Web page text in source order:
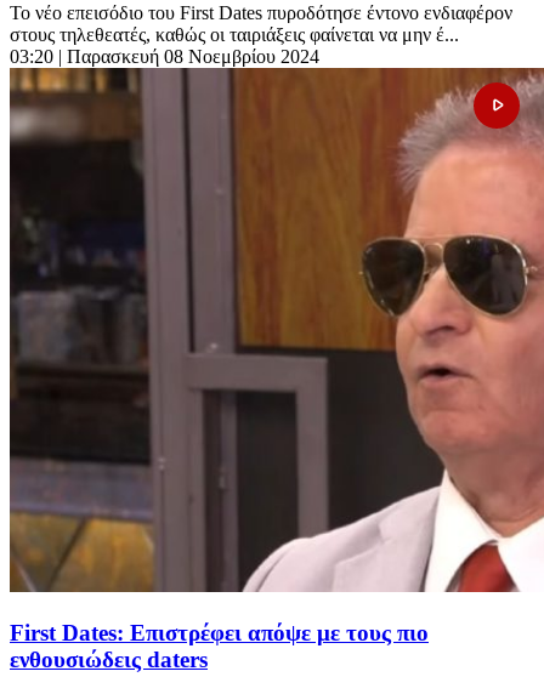
Το νέο επεισόδιο του First Dates πυροδότησε έντονο ενδιαφέρον
στους τηλεθεατές, καθώς οι ταιριάξεις φαίνεται να μην έ...
03:20 | Παρασκευή 08 Νοεμβρίου 2024
First Dates: Επιστρέφει απόψε με τους πιο
ενθουσιώδεις daters